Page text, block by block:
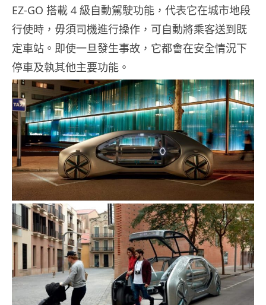
EZ-GO 搭載 4 級自動駕駛功能，代表它在城市地段
行使時，毋須司機進行操作，可自動將乘客送到既
定車站。即使一旦發生事故，它都會在安全情況下
停車及執其他主要功能。